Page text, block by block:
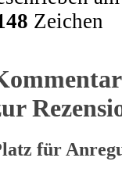
Zeichen
für